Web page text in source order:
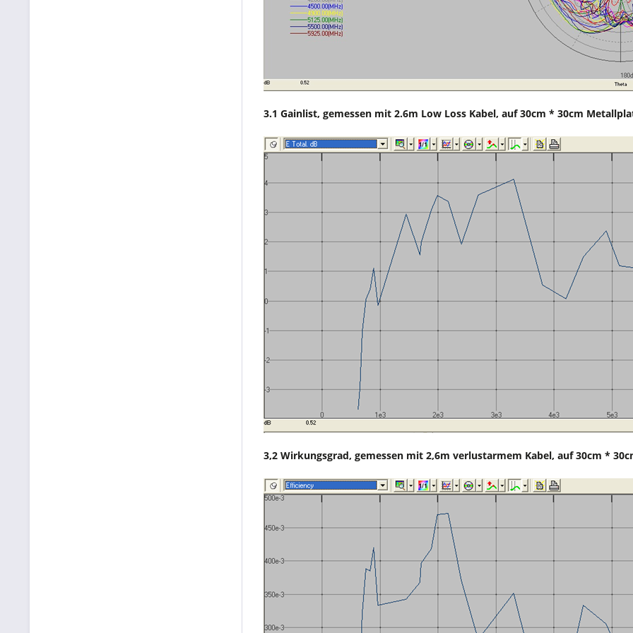
3.1 Gainlist, gemessen mit 2.6m Low Loss Kabel, auf 30cm * 30cm
3,2 Wirkungsgrad, gemessen mit 2,6m verlustarmem Kabel, auf 30cm *